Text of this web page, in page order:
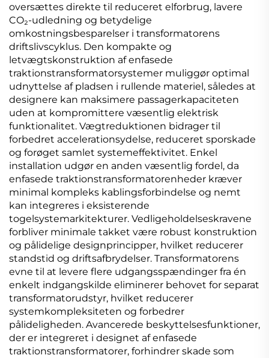
oversættes direkte til reduceret elforbrug, lavere
CO₂-udledning og betydelige
omkostningsbesparelser i transformatorens
driftslivscyklus. Den kompakte og
letvægtskonstruktion af enfasede
traktionstransformatorsystemer muliggør optimal
udnyttelse af pladsen i rullende materiel, således at
designere kan maksimere passagerkapaciteten
uden at kompromittere væsentlig elektrisk
funktionalitet. Vægtreduktionen bidrager til
forbedret accelerationsydelse, reduceret sporskade
og forøget samlet systemeffektivitet. Enkel
installation udgør en anden væsentlig fordel, da
enfasede traktionstransformatorenheder kræver
minimal kompleks kablingsforbindelse og nemt
kan integreres i eksisterende
togelsystemarkitekturer. Vedligeholdelseskravene
forbliver minimale takket være robust konstruktion
og pålidelige designprincipper, hvilket reducerer
standstid og driftsafbrydelser. Transformatorens
evne til at levere flere udgangsspændinger fra én
enkelt indgangskilde eliminerer behovet for separat
transformatorudstyr, hvilket reducerer
systemkompleksiteten og forbedrer
pålideligheden. Avancerede beskyttelsesfunktioner,
der er integreret i designet af enfasede
traktionstransformatorer, forhindrer skade som